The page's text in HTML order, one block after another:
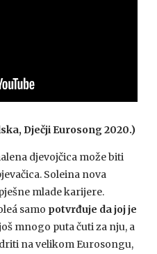
Dječji Eurosong 2020.)
djevojčica može biti
Soleina nova
mlade karijere.
samo potvrđuje da joj je
mnogo puta čuti za nju, a
na velikom Eurosongu,